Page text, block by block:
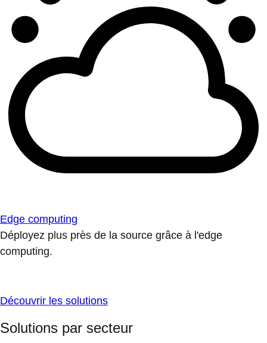
Edge computing
Déployez plus près de la source grâce à l'edge
computing.
Découvrir les solutions
Solutions par secteur